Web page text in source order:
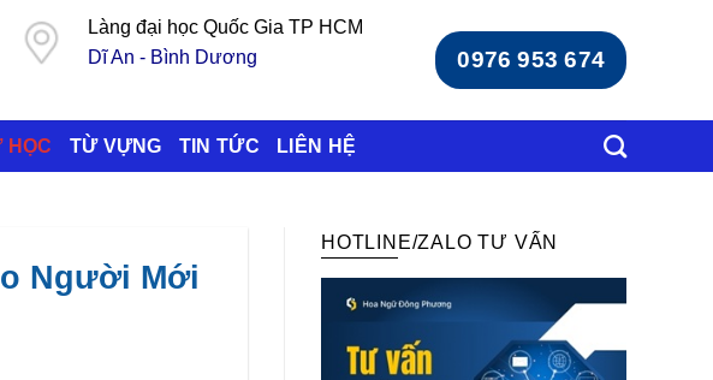
Làng đại học Quốc Gia TP HCM
Dĩ An - Bình Dương
0976 953 674
HỌC TỪ VỰNG TIN TỨC LIÊN HỆ
Người Mới
HOTLINE/ZALO TƯ VẤN